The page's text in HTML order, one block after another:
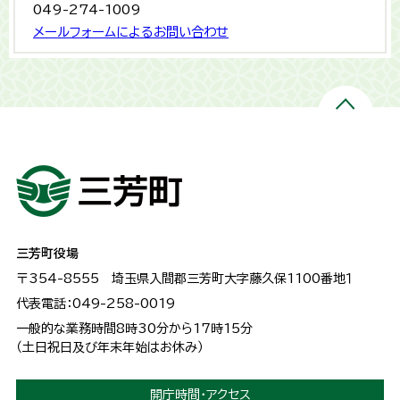
049-274-1009
メールフォームによるお問い合わせ
三芳町役場
〒354-8555 埼玉県入間郡三芳町大字藤久保1100番地１
代表電話：049-258-0019
一般的な業務時間8時30分から17時15分
（土日祝日及び年末年始はお休み）
開庁時間・アクセス